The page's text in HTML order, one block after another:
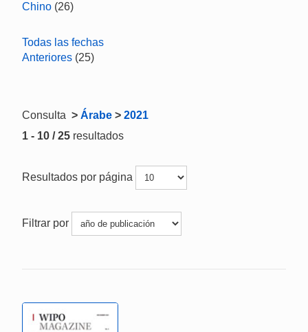
Chino (26)
Todas las fechas
Anteriores (25)
Consulta > Árabe > 2021
1 - 10 / 25 resultados
Resultados por página
Filtrar por